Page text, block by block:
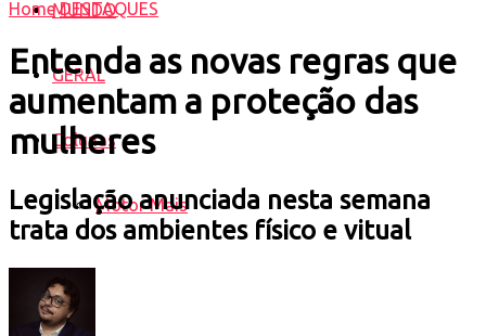
MUNDO
GERAL
Colunas
Motor Mais
Home DESTAQUES
Entenda as novas regras que
aumentam a proteção das
mulheres
Legislação anunciada nesta semana
trata dos ambientes físico e vitual